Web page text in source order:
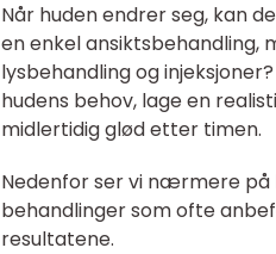
Når huden endrer seg, kan
en enkel ansiktsbehandling,
lysbehandling og
hudens behov, lage en
midlertidig glød etter timen.
Nedenfor ser vi nærmere på
behandlinger som ofte
resultatene.